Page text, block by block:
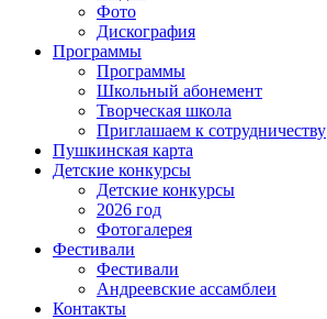
Фото
Дискография
Программы
Программы
Школьный абонемент
Творческая школа
Приглашаем к сотрудничеству
Пушкинская карта
Детские конкурсы
Детские конкурсы
2026 год
Фотогалерея
Фестивали
Фестивали
Андреевские ассамблеи
Контакты